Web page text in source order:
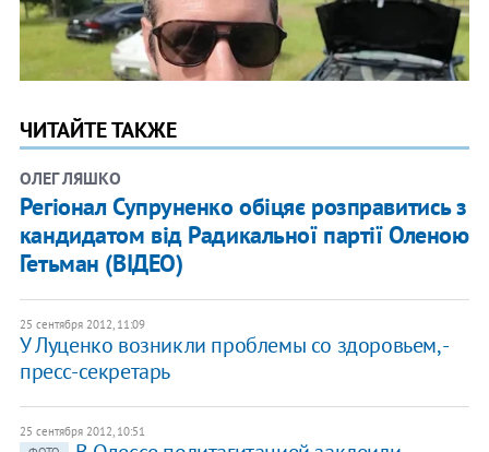
ЧИТАЙТЕ ТАКЖЕ
ОЛЕГ ЛЯШКО
Регіонал Супруненко обіцяє розправитись з
кандидатом від Радикальної партії Оленою
Гетьман (ВІДЕО)
25 сентября 2012, 11:09
У Луценко возникли проблемы со здоровьем, -
пресс-секретарь
25 сентября 2012, 10:51